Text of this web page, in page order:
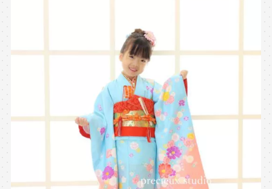
toiawase@precieux-studio.com
※上記アドレスは総合窓口となります
[営業時間] 9:00～17:00
[定休日] 土日祝日
マイページへログインする
無料会員登録はこちら